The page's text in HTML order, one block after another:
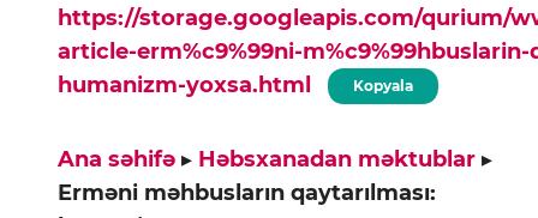
https://storage.googleapis.com/qurium/
article-erm%c9%99ni-
humanizm-yoxsa.html
Kopyala
Ana səhifə ▸ Həbsxanadan məktublar ▸
Erməni məhbusların qaytarılması: